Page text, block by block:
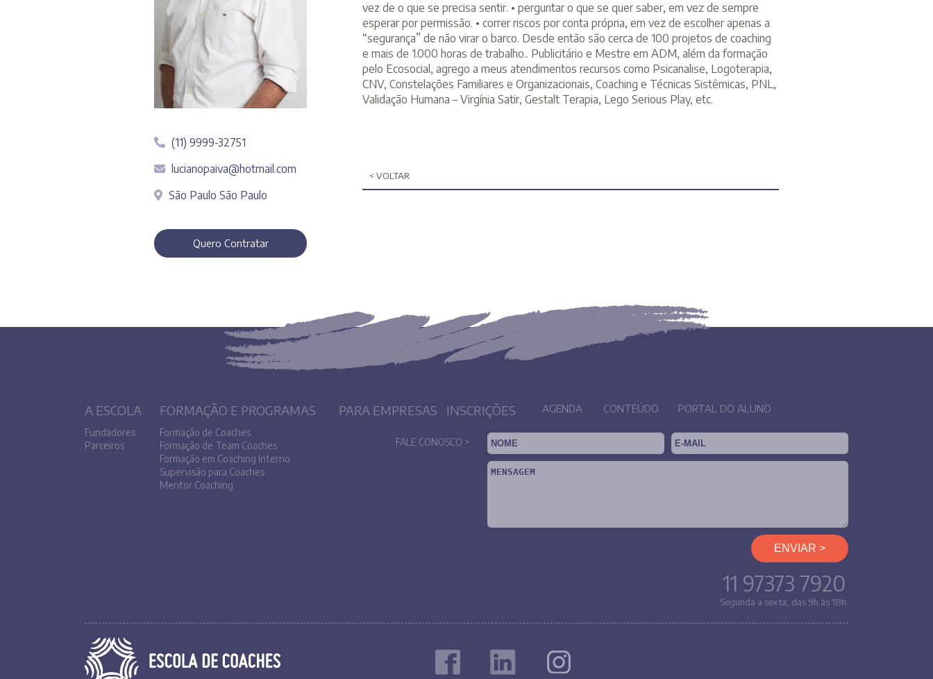
(11) 9999-32751
lucianopaiva@hotmail.com
São Paulo São Paulo
Quero Contratar
vez de o que se precisa sentir. • perguntar o que se quer saber, em vez de sempre
esperar por permissão. • correr riscos por conta própria, em vez de escolher apenas a
“segurança” de não virar o barco. Desde então são cerca de 100 projetos de coaching
e mais de 1.000 horas de trabalho.. Publicitário e Mestre em ADM, além da formação
pelo Ecosocial, agrego a meus atendimentos recursos como Psicanalise, Logoterapia,
CNV, Constelações Familiares e Organizacionais, Coaching e Técnicas Sistêmicas, PNL,
Validação Humana – Virgínia Satir, Gestalt Terapia, Lego Serious Play, etc.
< VOLTAR
A ESCOLA
Fundadores
Parceiros
FORMAÇÃO E PROGRAMAS
Formação de Coaches
Formação de Team Coaches
Formação em Coaching Interno
Supervisão para Coaches
Mentor Coaching
PARA EMPRESAS INSCRIÇÕES AGENDA CONTEÚDO PORTAL DO ALUNO
FALE CONOSCO >
11 97373 7920
Segunda a sexta, das 9h às 18h.